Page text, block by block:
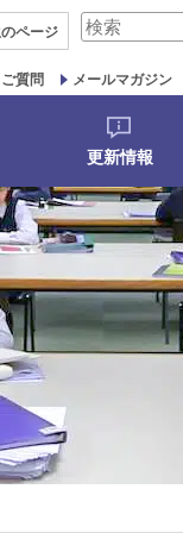
ページ
検
対
象:
質問 メールマガジン
更新情報